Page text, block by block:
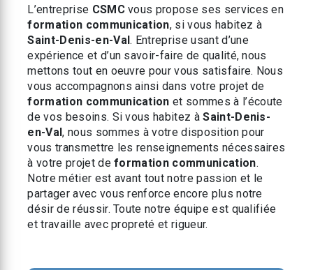
L’entreprise CSMCvous propose ses services en
formation communication, si vous habitez à
Saint-Denis-en-Val. Entreprise usant d’une
expérience et d’un savoir-faire de qualité, nous
mettons tout en oeuvre pour vous satisfaire. Nous
vous accompagnons ainsi dans votre projet de
formation communication et sommes à l’écoute
de vos besoins. Si vous habitez àSaint-Denis-
en-Val, nous sommes à votre disposition pour
vous transmettre les renseignements nécessaires
à votre projet deformation communication.
Notre métier est avant tout notre passion et le
partager avec vous renforce encore plus notre
désir de réussir. Toute notre équipe est qualifiée
et travaille avec propreté et rigueur.